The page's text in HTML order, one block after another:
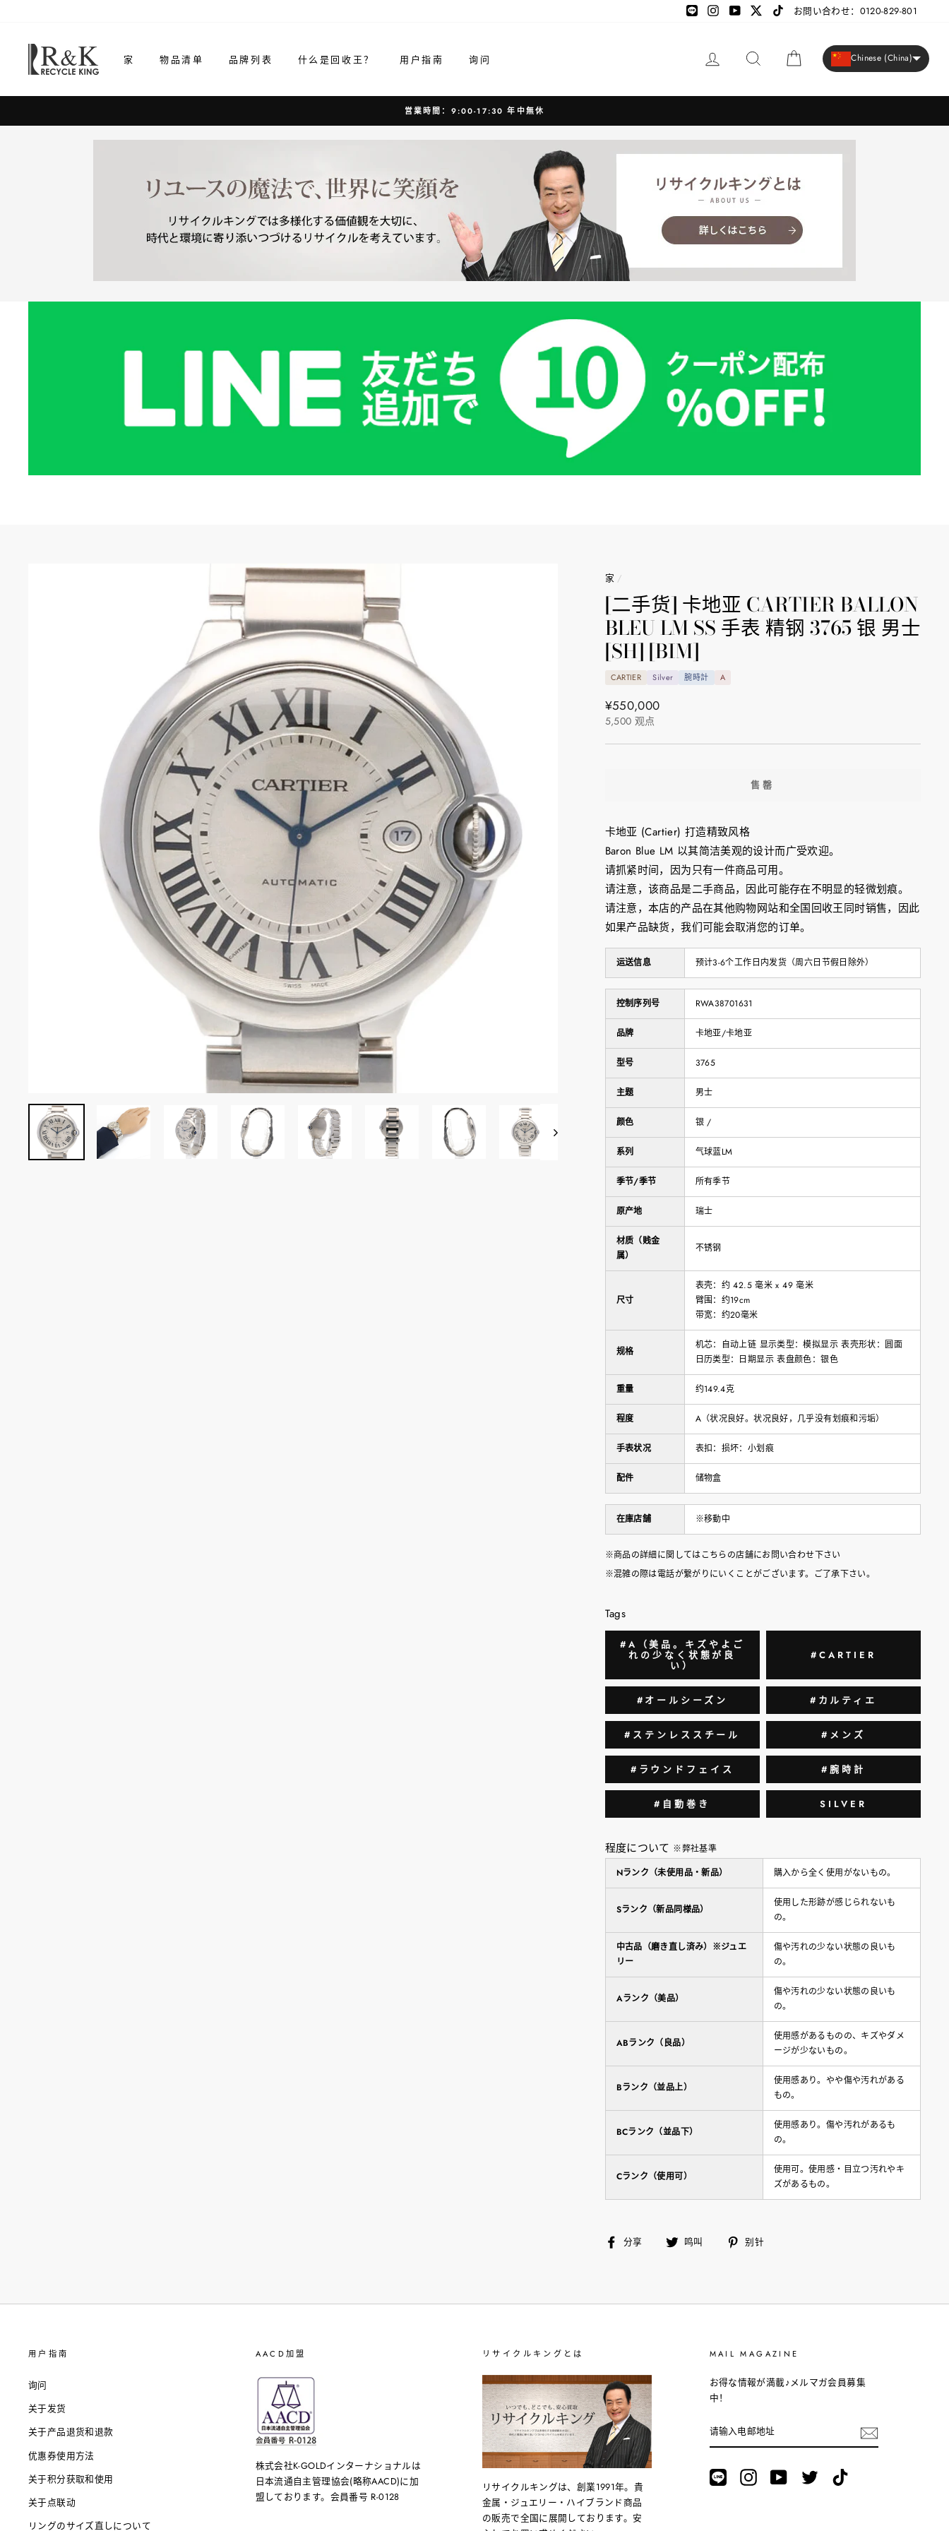
LINE
LINE InstagramYouTube TikTok
お問い合わせ：0120-829-801
家 物品清单 品牌列表 什么是回收王？ 用户指南 询问 大车 Chinese (China)
営業時間：9:00-17:30 年中無休
家 /
[二手货] 卡地亚 CARTIER BALLON
BLEU LM SS 手表 精钢 3765 银 男士
[SH] [BIM]
CARTIER Silver 腕時計 A
正
常
价
¥550,000
5,500 观点
售罄
卡地亚 (Cartier) 打造精致风格
Baron Blue LM 以其简洁美观的设计而广受欢迎。
请抓紧时间，因为只有一件商品可用。
请注意，该商品是二手商品，因此可能存在不明显的轻微划痕。
请注意，本店的产品在其他购物网站和全国回收王同时销售，因此
如果产品缺货，我们可能会取消您的订单。
运送信息 预计3-6个工作日内发货（周六日节假日除外）
控制序列号 RWA38701631
品牌 卡地亚/卡地亚
型号 3765
主题 男士
颜色 银 /
系列 气球蓝LM
季节/季节 所有季节
原产地 瑞士
材质（贱金
属）
不锈钢
尺寸
表壳：约 42.5 毫米 x 49 毫米
臂围：约19cm
带宽：约20毫米
规格
机芯：自动上链 显示类型：模拟显示 表壳形状：圆面
日历类型：日期显示 表盘颜色：银色
重量 约149.4克
程度 A（状况良好。状况良好，几乎没有划痕和污垢）
手表状况 表扣：损坏：小划痕
配件 储物盒
在庫店舗 ※移動中
※商品の詳細に関してはこちらの店舗にお問い合わせ下さい
※混雑の際は電話が繋がりにいくことがございます。ご了承下さい。
Tags
#A（美品。キズやよご
れの少なく状態が良
い）
#CARTIER
#オールシーズン #カルティエ
#ステンレススチール #メンズ
#ラウンドフェイス #腕時計
#自動巻き SILVER
程度について ※弊社基準
Nランク（未使用品・新品）
購入から全く使用がないもの。
Sランク（新品同様品）
使用した形跡が感じられないも
の。
中古品（磨き直し済み）※ジュエ
リー
傷や汚れの少ない状態の良いも
の。
Aランク（美品）
傷や汚れの少ない状態の良いも
の。
ABランク（良品）
使用感があるものの、キズやダメ
ージが少ないもの。
Bランク（並品上）
使用感あり。やや傷や汚れがある
もの。
BCランク（並品下）
使用感あり。傷や汚れがあるも
の。
Cランク（使用可）
使用可。使用感・目立つ汚れやキ
ズがあるもの。
分享 鸣叫 别针
用户指南
询问
关于发货
关于产品退货和退款
优惠券使用方法
关于积分获取和使用
关于点联动
リングのサイズ直しについて
AACD加盟
株式会社K-GOLDインターナショナルは
日本流通自主管理協会(略称AACD)に加
盟しております。会員番号 R-0128
リサイクルキングとは
リサイクルキングは、創業1991年。貴
金属・ジュエリー・ハイブランド商品
の販売で全国に展開しております。安
MAIL MAGAZINE
お得な情報が満載♪メルマガ会員募集
中！
输
入
邮
地
LINE Instagram YouTubeTwitter